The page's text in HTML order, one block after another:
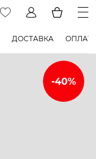
ДОСТАВКА